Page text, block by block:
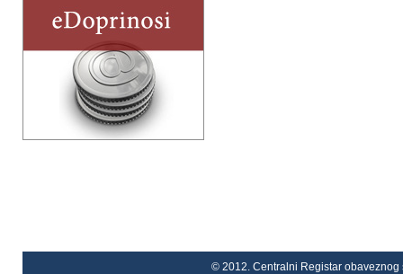
© 2012. Centralni Registar obaveznog